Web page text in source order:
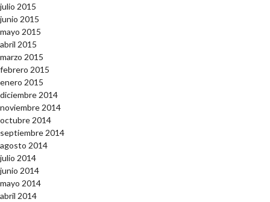
julio 2015
junio 2015
mayo 2015
abril 2015
marzo 2015
febrero 2015
enero 2015
diciembre 2014
noviembre 2014
octubre 2014
septiembre 2014
agosto 2014
julio 2014
junio 2014
mayo 2014
abril 2014